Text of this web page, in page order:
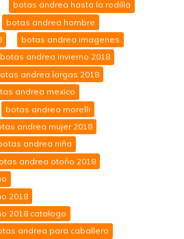
botas andrea hasta la rodilla
botas andrea hombre
botas andrea imagenes
botas andrea invierno 2018
andrea largas 2018
andrea mexico
botas andrea morelli
andrea mujer 2018
andrea niña
andrea otoño 2018
2018
2018 catalogo
andrea para caballero